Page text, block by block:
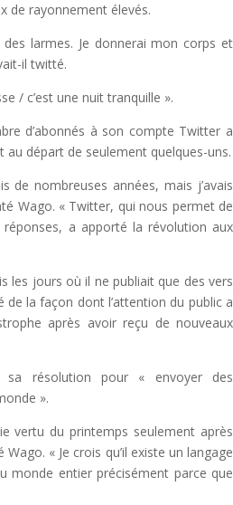
de rayonnement élevés.
larmes. Je donnerai mon corps et
il twitté.
/ c’est une nuit tranquille ».
d’abonnés à son compte Twitter a
départ de seulement quelques-uns.
de nombreuses années, mais j’avais
Wago. « Twitter, qui nous permet de
a apporté la révolution aux
les jours où il ne publiait que des vers
la façon dont l’attention du public a
après avoir reçu de nouveaux
sa résolution pour « envoyer des
».
vertu du printemps seulement après
Wago. « Je crois qu’il existe un langage
monde entier précisément parce que